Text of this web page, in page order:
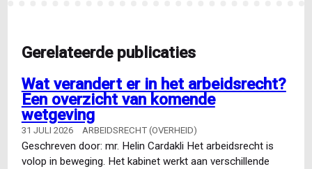
Gerelateerde publicaties
Wat verandert er in het arbeidsrecht?
Een overzicht van komende
wetgeving
31 JULI 2026 ARBEIDSRECHT (OVERHEID)
Geschreven door: mr. Helin Cardakli Het arbeidsrecht is
volop in beweging. Het kabinet werkt aan verschillende